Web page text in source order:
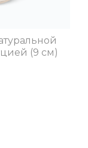
(9 см)